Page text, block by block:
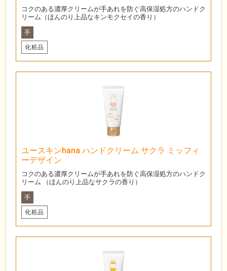
コクのある濃厚クリームが手あれを防ぐ高保湿処方のハンドク
リーム（ほんのり上品なキンモクセイの香り）
手
化粧品
ユースキンhana ハンドクリーム サクラ ミッフィ
ーデザイン
コクのある濃厚クリームが手あれを防ぐ高保湿処方のハンドク
リーム （ほんのり上品なサクラの香り）
手
化粧品